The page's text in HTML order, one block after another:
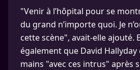
"Venir à l’hôpital pour se
du grand n’importe quoi. Je
cette scène", avait-elle ajouté.
également que David
mains "avec ces intrus" après